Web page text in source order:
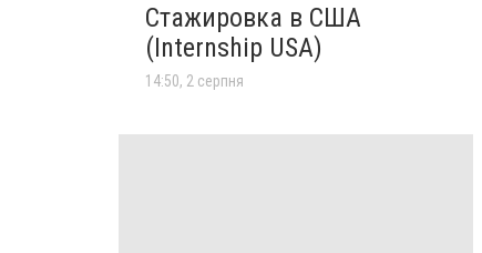
Стажировка в США
(Internship USA)
14:50, 2 серпня